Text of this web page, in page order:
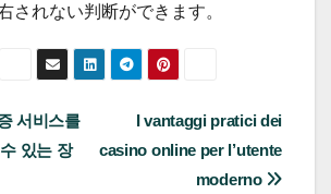
されない判断ができます。
I vantaggi pratici dei
casino online per l’utente
moderno
서비스를
있는 장